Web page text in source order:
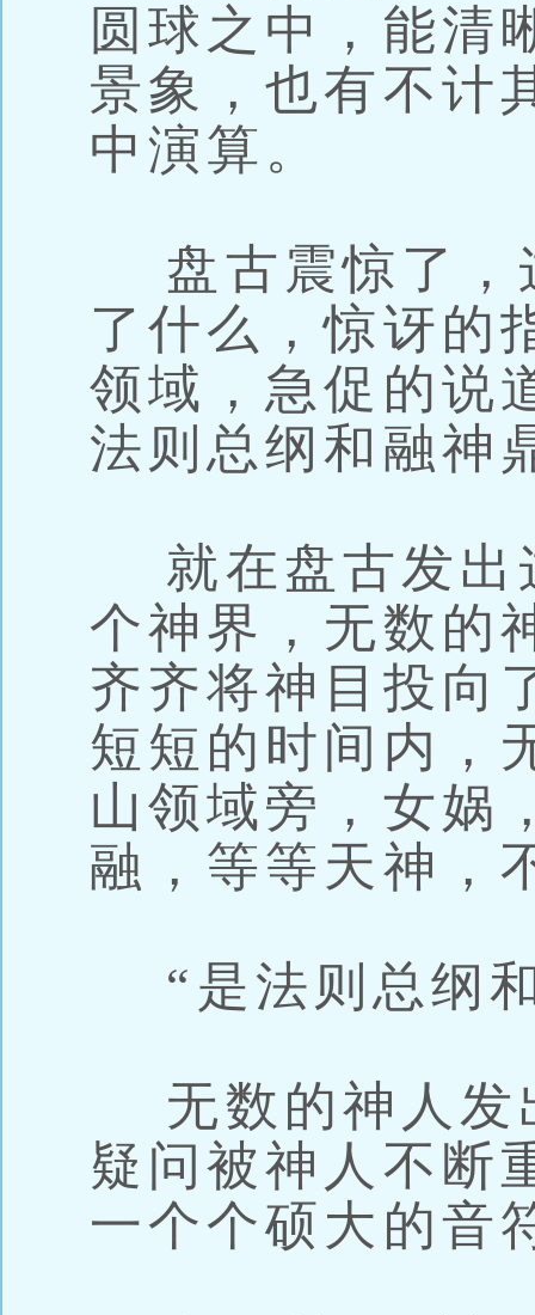
圆球之中，能清
景象，也有不计
中演算。
盘古震惊了，
了什么，惊讶的
领域，急促的
法则总纲和融神
就在盘古发出
个神界，无数的
齐齐将神目投向
短短的时间内，
山领域旁，女娲
融，等等天神，
“是法则总纲
无数的神人发
疑问被神人不断
一个个硕大的音